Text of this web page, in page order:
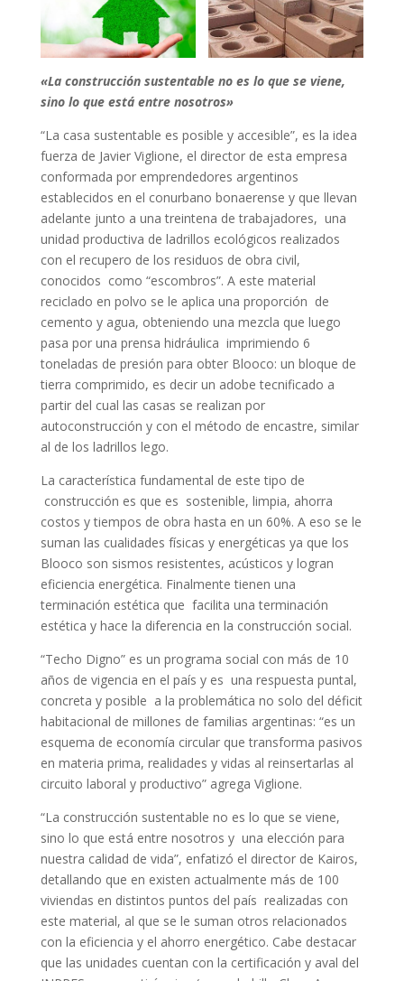
«La construcción sustentable no es lo que se viene,
sino lo que está entre nosotros»
“La casa sustentable es posible y accesible”, es la idea
fuerza de Javier Viglione, el director de esta empresa
conformada por emprendedores argentinos
establecidos en el conurbano bonaerense y que llevan
adelante junto a una treintena de trabajadores, una
unidad productiva de ladrillos ecológicos realizados
con el recupero de los residuos de obra civil,
conocidos como “escombros”. A este material
reciclado en polvo se le aplica una proporción de
cemento y agua, obteniendo una mezcla que luego
pasa por una prensa hidráulica imprimiendo 6
toneladas de presión para obter Blooco: un bloque de
tierra comprimido, es decir un adobe tecnificado a
partir del cual las casas se realizan por
autoconstrucción y con el método de encastre, similar
al de los ladrillos lego.
La característica fundamental de este tipo de
construcción es que es sostenible, limpia, ahorra
costos y tiempos de obra hasta en un 60%. A eso se le
suman las cualidades físicas y energéticas ya que los
Blooco son sismos resistentes, acústicos y logran
eficiencia energética. Finalmente tienen una
terminación estética que facilita una terminación
estética y hace la diferencia en la construcción social.
“Techo Digno” es un programa social con más de 10
años de vigencia en el país y es una respuesta puntal,
concreta y posible a la problemática no solo del déficit
habitacional de millones de familias argentinas: “es un
esquema de economía circular que transforma pasivos
en materia prima, realidades y vidas al reinsertarlas al
circuito laboral y productivo” agrega Viglione.
“La construcción sustentable no es lo que se viene,
sino lo que está entre nosotros y una elección para
nuestra calidad de vida”, enfatizó el director de Kairos,
detallando que en existen actualmente más de 100
viviendas en distintos puntos del país realizadas con
este material, al que se le suman otros relacionados
con la eficiencia y el ahorro energético. Cabe destacar
que las unidades cuentan con la certificación y aval del